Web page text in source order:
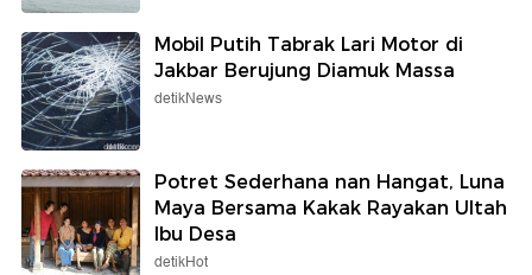
Mobil Putih Tabrak Lari Motor di
Jakbar Berujung Diamuk Massa
detikNews
Potret Sederhana nan Hangat, Luna
Maya Bersama Kakak Rayakan Ultah
Ibu Desa
detikHot